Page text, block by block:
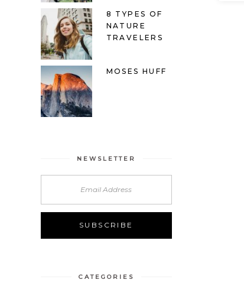
8 TYPES OF
NATURE
TRAVELERS
MOSES HUFF
NEWSLETTER
CATEGORIES